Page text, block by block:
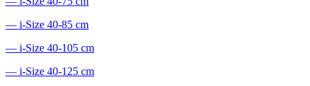
― i-Size 40-85 cm
― i-Size 40-105 cm
― i-Size 40-125 cm